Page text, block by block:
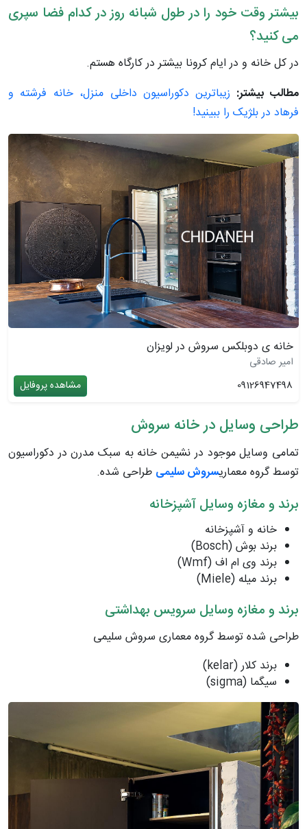
بیشتر وقت خود را در طول شبانه روز در کدام فضا سپری
می کنید؟
در کل خانه و در ایام کرونا بیشتر در کارگاه هستم.
مطالب بیشتر: زیباترین دکوراسیون داخلی منزل، خانه فرشته و
فرهاد در بلژیک را ببینید!
خانه ی دوبلکس سروش در لویزان
امیر صادقی
09126947498
مشاهده پروفایل
طراحی وسایل در خانه سروش
تمامی وسایل موجود در نشیمن خانه به سبک مدرن در دکوراسیون
توسط گروه معماریسروش سلیمی طراحی شده.
برند و مغازه وسایل آشپزخانه
خانه و آشپزخانه
برند بوش (Bosch)
برند وی ام اف (Wmf)
برند میله (Miele)
برند و مغازه وسایل سرویس بهداشتی
طراحی شده توسط گروه معماری سروش سلیمی
برند کلار (kelar)
سیگما (sigma)